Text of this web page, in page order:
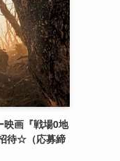
映画『戦場0地
待☆（応募締